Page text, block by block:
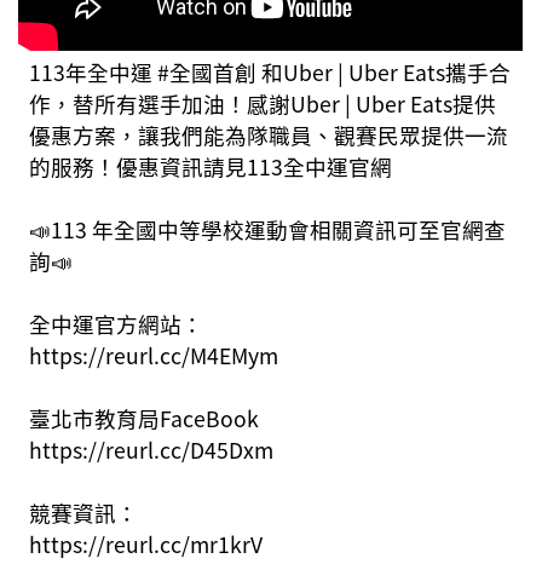
113年全中運 #全國首創 和Uber | Uber Eats攜手合
作，替所有選手加油！感謝Uber | Uber Eats提供
優惠方案，讓我們能為隊職員、觀賽民眾提供一流
的服務！優惠資訊請見113全中運官網
📣113 年全國中等學校運動會相關資訊可至官網查
詢📣
全中運官方網站：
https://reurl.cc/M4EMym
臺北市教育局FaceBook
https://reurl.cc/D45Dxm
競賽資訊：
https://reurl.cc/mr1krV